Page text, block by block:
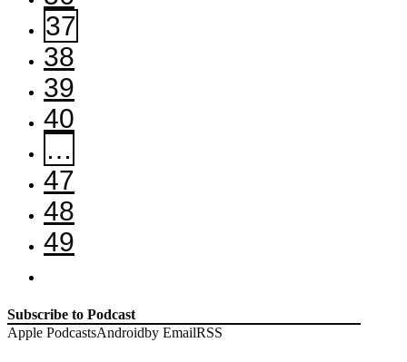
37
38
39
40
…
47
48
49
Subscribe to Podcast
Apple PodcastsAndroidby EmailRSS